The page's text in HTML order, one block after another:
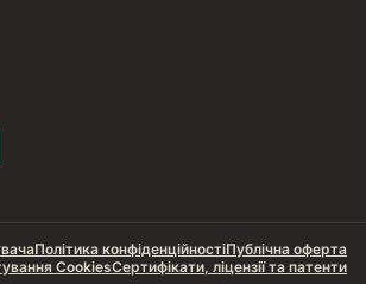
Політика конфіденційностіПублічна оферта
CookiesСертифікати, ліцензії та патенти